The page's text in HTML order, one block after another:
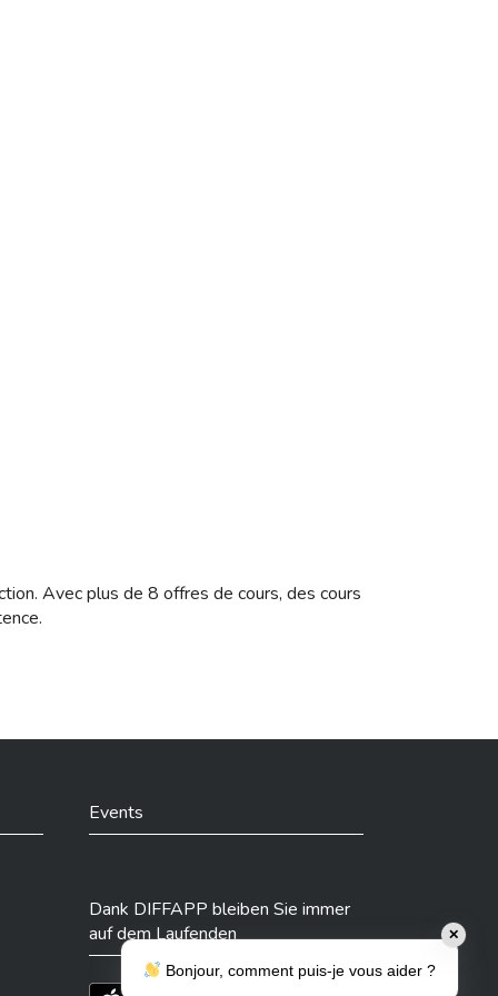
Avec plus de 8 offres de cours, des cours
Events
Dank DIFFAPP bleiben Sie immer
auf dem Laufenden
✕
Bonjour, comment puis-je vous aider ?